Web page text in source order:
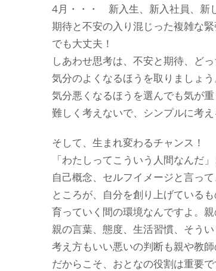
4月・・・ 新入生、新入社員、新
期待と不安の入り混じった複雑な
でも大丈夫！
しあわせ思考は、不安と期待、ど
気分のよくなるほうを取りましょう
気分悪くなるほうを選んでも気が重
難しく考えないで、シンプルに考
そして、生まれ変わるチャンス！
「わたしってこういう人間なんだ
自己概念、セルフイメージと言っ
ところが、自分を創り上げている
育っていく間の環境なんですよ。
親の言葉、態度、生活習慣、そう
考え方もいい悪いの判断も親や教師
だからこそ、おとなの役割は重要で